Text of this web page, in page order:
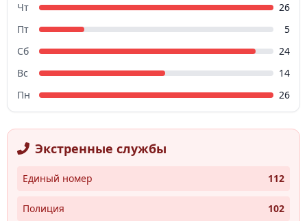
Чт
26
Пт
5
Сб
24
Вс
14
Пн
26
Экстренные службы
Единый номер 112
Полиция 102